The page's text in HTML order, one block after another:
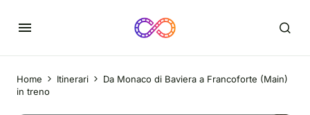
Home Itinerari
Da Monaco di Baviera a Francoforte (Main)
in treno